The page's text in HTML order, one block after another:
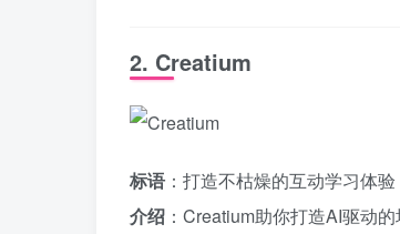
2. Creatium
标语 ：打造不枯燥的互动学习体验
介绍 ：Creatium助你打造AI驱动